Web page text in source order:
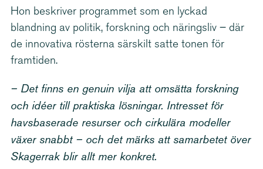
Hon beskriver programmet som en lyckad
blandning av politik, forskning och näringsliv – där
de innovativa rösterna särskilt satte tonen för
framtiden.
– Det finns en genuin vilja att omsätta forskning
och idéer till praktiska lösningar. Intresset för
havsbaserade resurser och cirkulära modeller
växer snabbt – och det märks att samarbetet över
Skagerrak blir allt mer konkret.